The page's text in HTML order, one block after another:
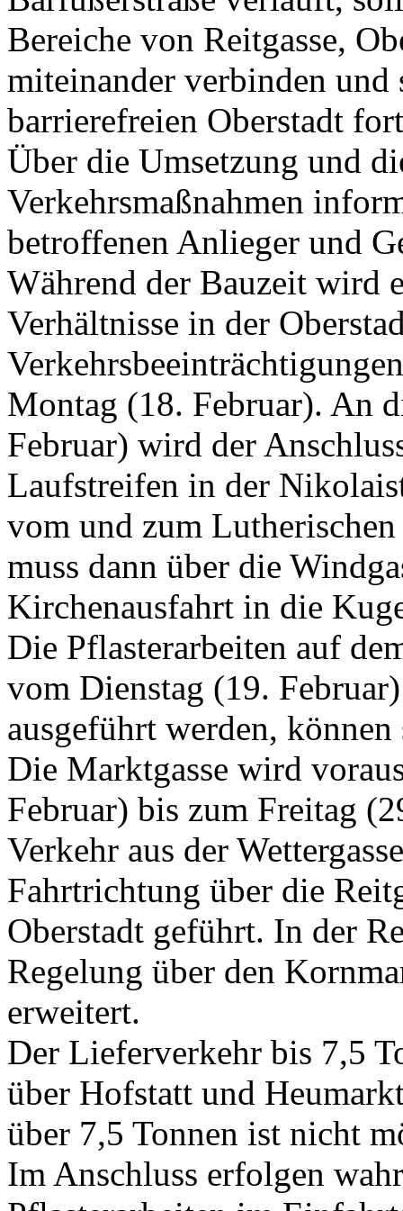
Bereiche von Reitgasse,
miteinander verbinden und
barrierefreien Oberstadt
Über die Umsetzung und
Verkehrsmaßnahmen
betroffenen Anlieger und
Während der Bauzeit wird
Verhältnisse in der
Montag (18. Februar). An
Februar) wird der
Laufstreifen in der
vom und zum
muss dann über die
Kirchenausfahrt in die
Die Pflasterarbeiten auf
vom Dienstag (19.
ausgeführt werden,
Die Marktgasse wird
Februar) bis zum Freitag
Verkehr aus der
Fahrtrichtung über die
Oberstadt geführt. In der
Regelung über den
erweitert.
Der Lieferverkehr bis 7,5
über Hofstatt und
über 7,5 Tonnen ist nicht
Im Anschluss erfolgen